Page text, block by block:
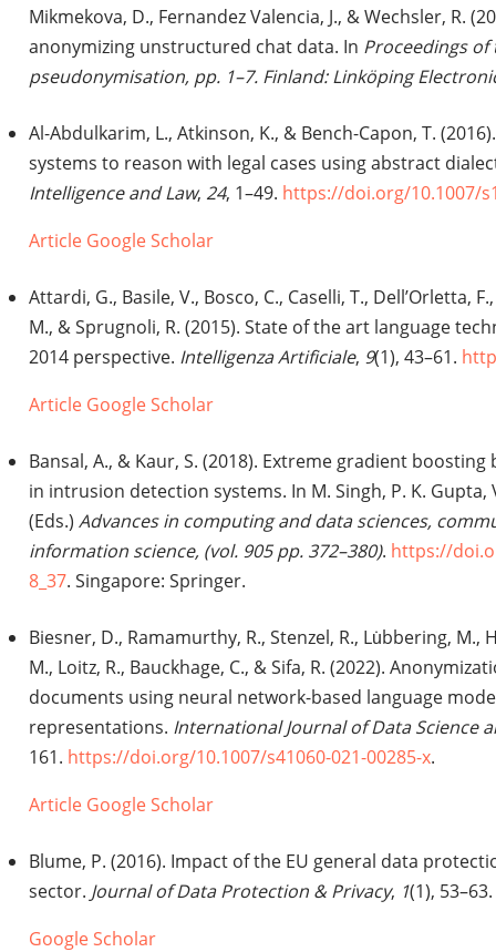
Mikmekova, D., Fernandez Valencia, J., & Wechsler, R.
anonymizing unstructured chat data. In Proceedings of
pseudonymisation, pp. 1–7. Finland: Linköping
Al-Abdulkarim, L., Atkinson, K., & Bench-Capon, T.
systems to reason with legal cases using abstract
Intelligence and Law, 24, 1–49. https://doi.org/10.1007/
Article Google Scholar
Attardi, G., Basile, V., Bosco, C., Caselli, T., Dell’Orletta,
M., & Sprugnoli, R. (2015). State of the art language
2014 perspective. Intelligenza Artificiale, 9(1), 43–61.
Article Google Scholar
Bansal, A., & Kaur, S. (2018). Extreme gradient
in intrusion detection systems. In M. Singh, P. K. Gupta,
(Eds.) Advances in computing and data sciences,
information science, (vol. 905 pp. 372–380). https://
8_37. Singapore: Springer.
Biesner, D., Ramamurthy, R., Stenzel, R., Lu̇bbering, M.,
M., Loitz, R., Bauckhage, C., & Sifa, R. (2022).
documents using neural network-based language
representations. International Journal of Data Science
161. https://doi.org/10.1007/s41060-021-00285-x.
Article Google Scholar
Blume, P. (2016). Impact of the EU general data
sector. Journal of Data Protection & Privacy, 1(1), 53–63.
Google Scholar